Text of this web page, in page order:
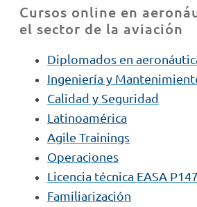
Cursos online en
el sector de la aviación
Diplomados en
Ingeniería y
Calidad y Seguridad
Latinoamérica
Agile Trainings
Operaciones
Licencia técnica EASA P147
Familiarización